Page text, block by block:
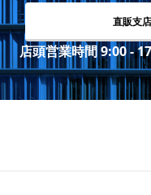
直販支
店頭営業時間 9:00 -